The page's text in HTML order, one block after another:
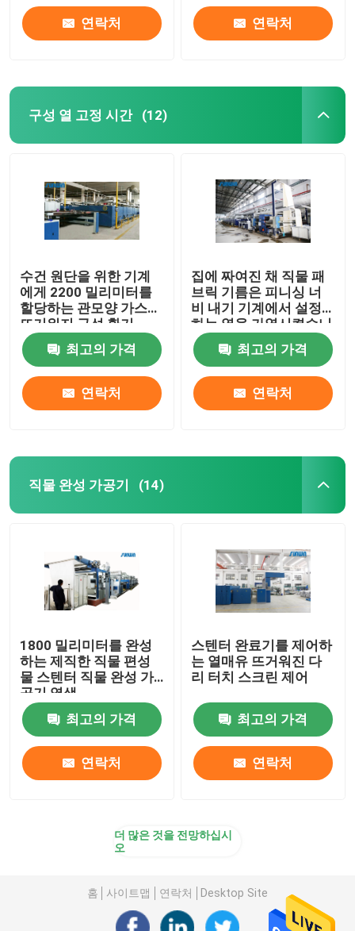
연락처 연락처
구성 열 고정 시간 (12)
수건 원단을 위한 기계
에게 2200 밀리미터를
할당하는 관모양 가스
뜨거워지 구성 환기
최고의 가격
연락처
집에 짜여진 채 직물 패
브릭 기름은 피니싱 너
비 내기 기계에서 설정
하는 열을 가열시켰습니
다
최고의 가격
연락처
직물 완성 가공기 (14)
1800 밀리미터를 완성
하는 제직한 직물 편성
물 스텐터 직물 완성 가
공기 염색
최고의 가격
연락처
스텐터 완료기를 제어하
는 열매유 뜨거워진 다
리 터치 스크린 제어
최고의 가격
연락처
더 많은 것을 전망하십시
오
홈 사이트맵 연락처 Desktop Site